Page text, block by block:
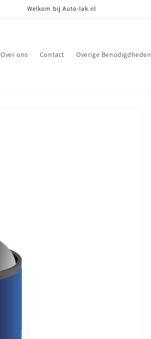
Welkom bij Auto-lak.nl
Over ons Contact Overige Benodigdheden